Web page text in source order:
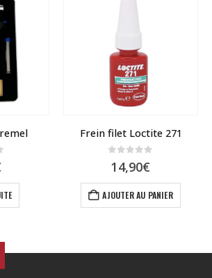
Frein filet Loctite 271
14,90€
AJOUTER AU PANIER